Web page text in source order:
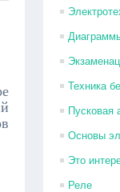
Техника
Пусковая
Основы
Это
Реле